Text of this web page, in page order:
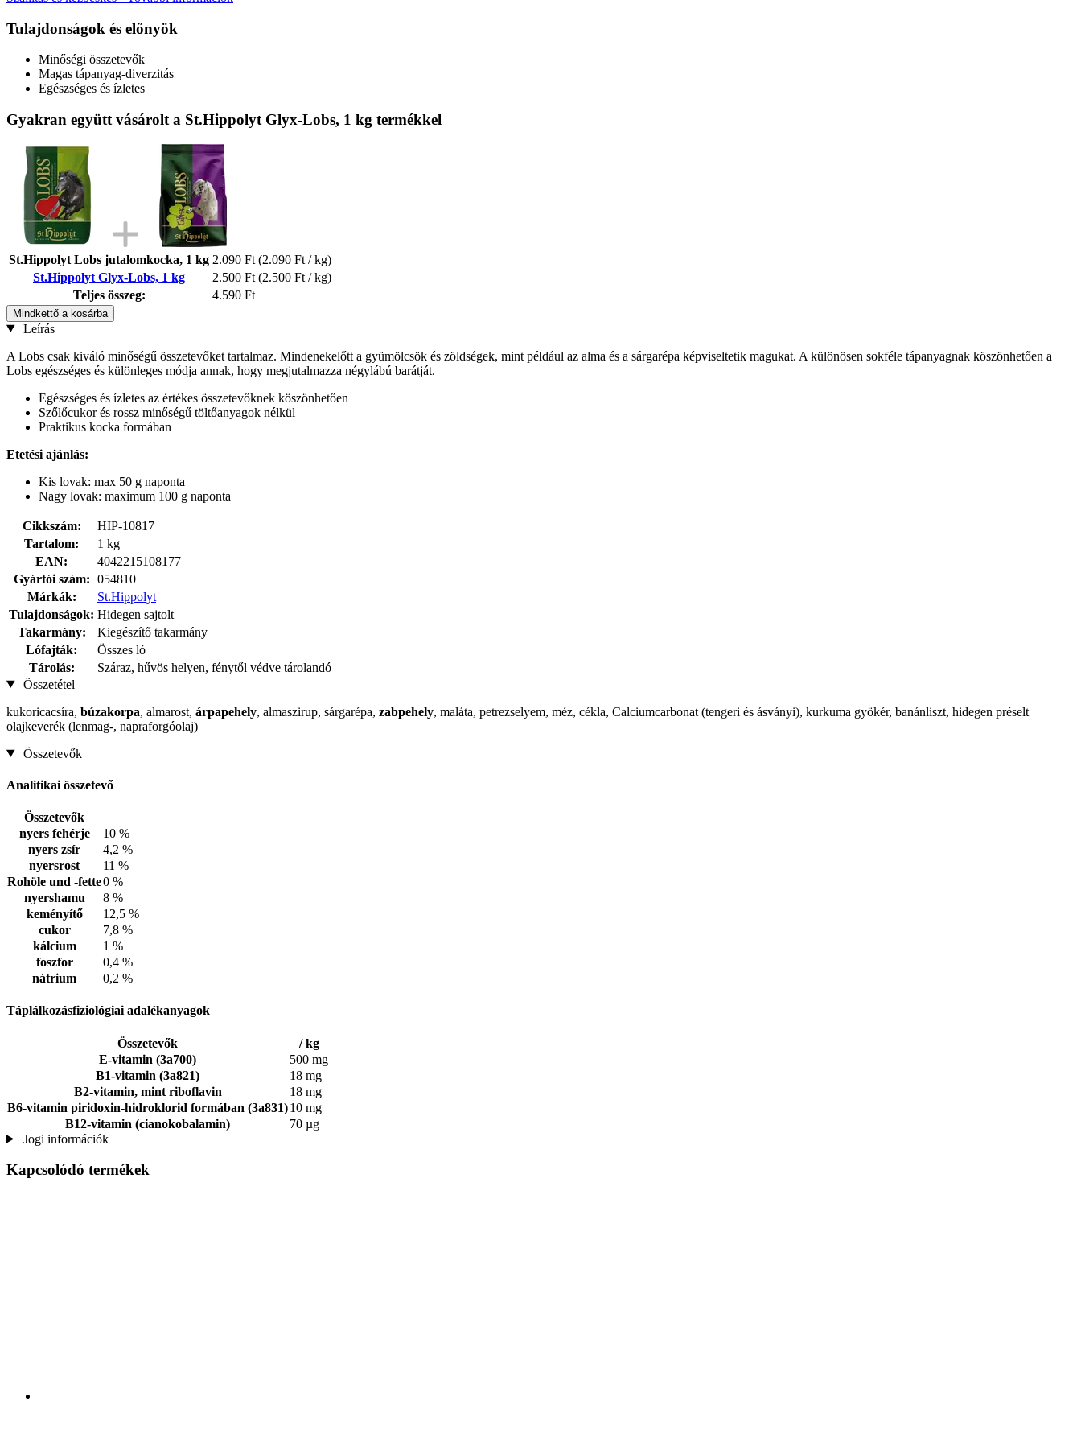
Tulajdonságok és előnyök
Minőségi összetevők
Magas tápanyag-diverzitás
Egészséges és ízletes
Gyakran együtt vásárolt a St.Hippolyt Glyx-Lobs, 1 kg termékkel
St.Hippolyt Lobs jutalomkocka, 1 kg 2.090 Ft (2.090 Ft / kg)
St.Hippolyt Glyx-Lobs, 1 kg
2.500 Ft (2.500 Ft / kg)
Teljes összeg:
4.590 Ft
Mindkettő a kosárba
Leírás
A Lobs csak kiváló minőségű összetevőket tartalmaz. Mindenekelőtt a gyümölcsök és zöldségek, mint például az alma és a sárgarépa képviseltetik magukat. A különösen sokféle tápanyagnak köszönhetően a
Lobs egészséges és különleges módja annak, hogy megjutalmazza négylábú barátját.
Egészséges és ízletes az értékes összetevőknek köszönhetően
Szőlőcukor és rossz minőségű töltőanyagok nélkül
Praktikus kocka formában
Etetési ajánlás:
Kis lovak: max 50 g naponta
Nagy lovak: maximum 100 g naponta
Cikkszám:
HIP-10817
Tartalom:
1 kg
EAN:
4042215108177
Gyártói szám: 054810
Márkák:
St.Hippolyt
Tulajdonságok: Hidegen sajtolt
Takarmány:
Kiegészítő takarmány
Lófajták:
Összes ló
Tárolás:
Száraz, hűvös helyen, fénytől védve tárolandó
Összetétel
kukoricacsíra, búzakorpa, almarost, árpapehely, almaszirup, sárgarépa, zabpehely, maláta, petrezselyem, méz, cékla, Calciumcarbonat (tengeri és ásványi), kurkuma gyökér, banánliszt, hidegen préselt
olajkeverék (lenmag-, napraforgóolaj)
Összetevők
Analitikai összetevő
Összetevők
nyers fehérje
10 %
nyers zsír
4,2 %
nyersrost
11 %
Rohöle und -fette0 %
nyershamu
8 %
keményítő
12,5 %
cukor
7,8 %
kálcium
1 %
foszfor
0,4 %
nátrium
0,2 %
Táplálkozásfiziológiai adalékanyagok
Összetevők
/ kg
E-vitamin (3a700)
500 mg
B1-vitamin (3a821)
18 mg
B2-vitamin, mint riboflavin
18 mg
B6-vitamin piridoxin-hidroklorid formában (3a831)10 mg
B12-vitamin (cianokobalamin)
70 µg
Jogi információk
Kapcsolódó termékek